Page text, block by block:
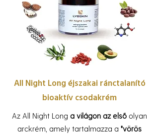
All Night Long éjszakai ránctalanító
bioaktív csodakrém
Az All Night Long a világon az első olyan
arckrém, amely tartalmazza a "vörös